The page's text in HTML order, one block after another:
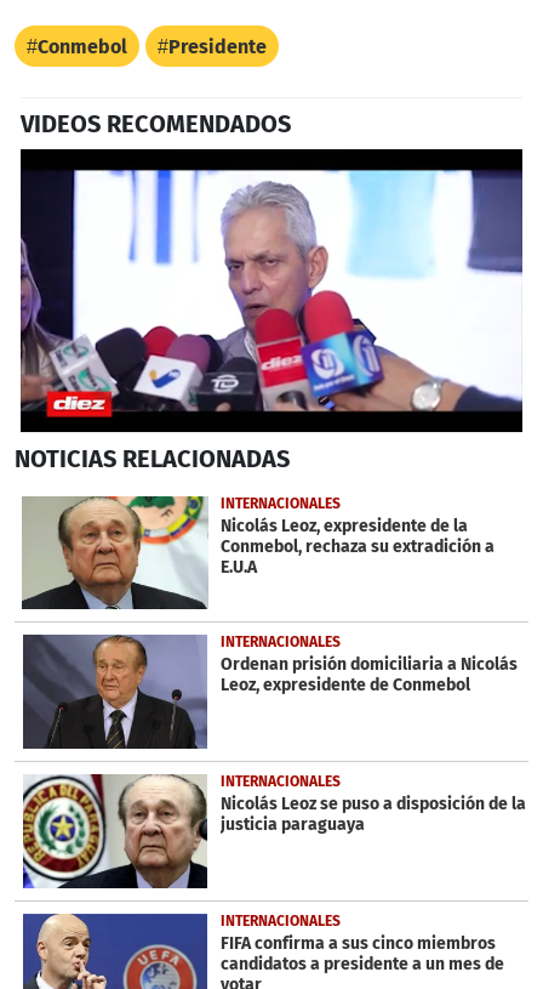
Conmebol Presidente
VIDEOS RECOMENDADOS
seconds
4
minutes,
seconds
NOTICIAS RELACIONADAS
INTERNACIONALES
Nicolás Leoz, expresidente de la
Conmebol, rechaza su extradición a
E.U.A
INTERNACIONALES
Ordenan prisión domiciliaria a Nicolás
Leoz, expresidente de Conmebol
INTERNACIONALES
Nicolás Leoz se puso a disposición de la
justicia paraguaya
INTERNACIONALES
FIFA confirma a sus cinco miembros
candidatos a presidente a un mes de
votar